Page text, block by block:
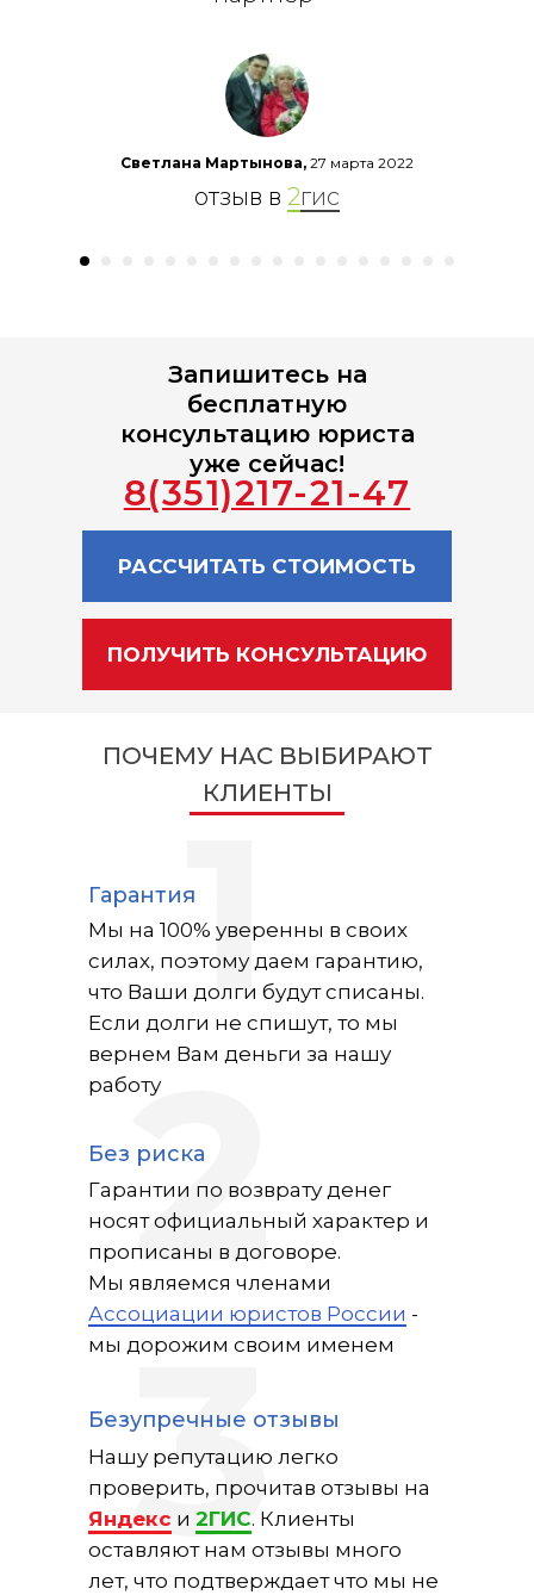
Светлана Мартынова, 27 марта 2022
отзыв в 2гис
Запишитесь на
бесплатную
консультацию юриста
уже сейчас!
8(351)217-21-47
РАССЧИТАТЬ СТОИМОСТЬ
ПОЛУЧИТЬ КОНСУЛЬТАЦИЮ
ПОЧЕМУ НАС ВЫБИРАЮТ
КЛИЕНТЫ
3
2
1
Гарантия
Без риска
Безупречные отзывы
Мы на 100% уверенны в своих
силах, поэтому даем гарантию,
что Ваши долги будут списаны.
Если долги не спишут, то мы
вернем Вам деньги за нашу
работу
Гарантии по возврату денег
носят официальный характер и
прописаны в договоре.
Мы являемся членами
Ассоциации юристов России -
мы дорожим своим именем
Нашу репутацию легко
проверить, прочитав отзывы на
Яндекс и 2ГИС. Клиенты
оставляют нам отзывы много
лет, что подтверждает что мы не